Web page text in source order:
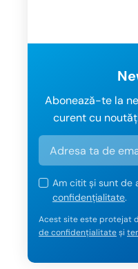
Abonează-te la
curent cu
Am citit și sunt de
confidențialitate.
Acest site este protejat
de confidențialitateși